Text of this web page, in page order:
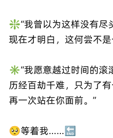
❇️“我曾以为这样没有尽
现在才明白，这何尝不
✳️“我愿意越过时间的滚
历经百劫千难，只为了
再一次站在你面前。”
🥺等着我……🔚